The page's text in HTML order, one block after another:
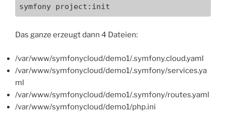
symfony project:init
Das ganze erzeugt dann 4 Dateien:
/var/www/symfonycloud/demo1/.symfony.cloud.yaml
/var/www/symfonycloud/demo1/.symfony/services.ya
ml
/var/www/symfonycloud/demo1/.symfony/routes.yaml
/var/www/symfonycloud/demo1/php.ini